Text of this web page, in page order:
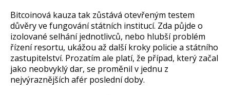
Bitcoinová kauza tak zůstává otevřeným testem
důvěry ve fungování státních institucí. Zda půjde o
izolované selhání jednotlivců, nebo hlubší problém
řízení resortu, ukážou až další kroky policie a státního
zastupitelství. Prozatím ale platí, že případ, který začal
jako neobvyklý dar, se proměnil v jednu z
nejvýraznějších afér poslední doby.